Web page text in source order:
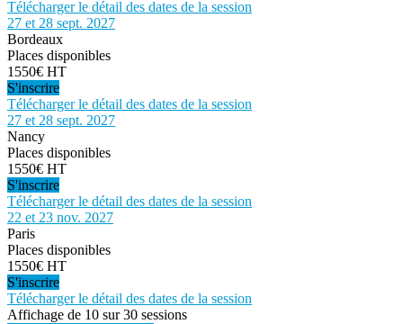
Télécharger le détail des dates de la session
27 et 28 sept. 2027
Bordeaux
Places disponibles
1550€ HT
S'inscrire
Télécharger le détail des dates de la session
27 et 28 sept. 2027
Nancy
Places disponibles
1550€ HT
S'inscrire
Télécharger le détail des dates de la session
22 et 23 nov. 2027
Paris
Places disponibles
1550€ HT
S'inscrire
Télécharger le détail des dates de la session
Affichage de 10 sur 30 sessions